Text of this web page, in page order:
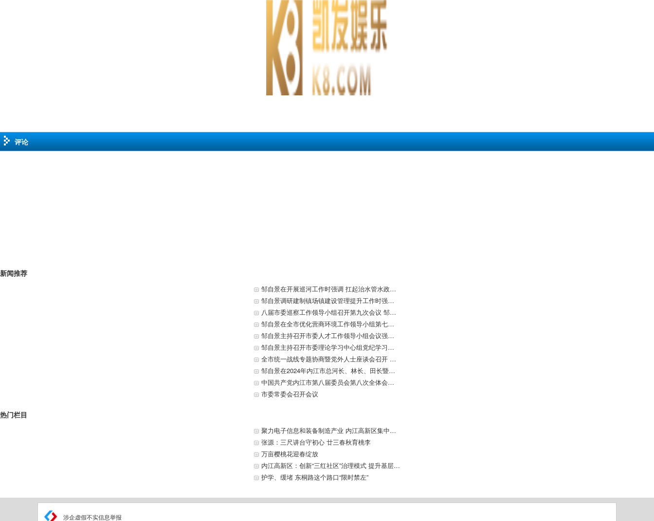
评论
新闻推荐
邹自景在开展巡河工作时强调 扛起治水管水政治责任 持续改善内江水环境质量
邹自景调研建制镇场镇建设管理提升工作时强调 实施场镇提升行动 切实在“管理”上下功夫 不断改善和提升居民生产生活环境
八届市委巡察工作领导小组召开第九次会议 邹自景主持会议并讲话
邹自景在全市优化营商环境工作领导小组第七次全体会议上强调 优服务降成本 锻长板补短板 进一步提升经营主体满意度获得感 李丹主持 戴震 康俊出席
邹自景主持召开市委人才工作领导小组会议强调 以人才之兴推动新时代内江振兴崛起 李丹出席
邹自景主持召开市委理论学习中心组党纪学习教育专题学习会强调 深入学习贯彻习近平总书记重要论述 把学习教育成效转化为推动内江发展的强大动力 李丹 康俊参加
全市统一战线专题协商暨党外人士座谈会召开 征求对市委八届八次全会文件及推动内江产业结构提质升级的意见建议 邹自景主持并讲话 李丹 康俊出席
邹自景在2024年内江市总河长、林长、田长暨耕地保护工作领导小组第一次全体会议上强调 抓严抓实河湖长制林长制田长制各项工作 加快建设美丽内江 坚决守牢耕地保护红线 李丹主持 康俊出席
中国共产党内江市第八届委员会第八次全体会议决议
市委常委会召开会议
热门栏目
聚力电子信息和装备制造产业 内江高新区集中签约一批项目 邹自景出席并见证签约
张源：三尺讲台守初心 廿三春秋育桃李
万亩樱桃花迎春绽放
内江高新区：创新“三红社区”治理模式 提升基层治理水平
护学、缓堵 东桐路这个路口“限时禁左”
涉企虚假不实信息举报